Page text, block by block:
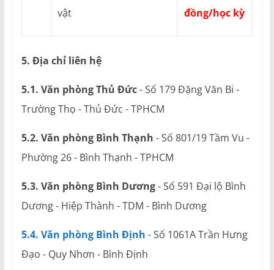
vật
đồng/học kỳ
5. Địa chỉ liên hệ
5.1. Văn phòng Thủ Đức- Số 179 Đặng Văn Bi -
Trường Thọ - Thủ Đức - TPHCM
5.2. Văn phòng Bình Thạnh - Số 801/19 Tầm Vu -
Phường 26 - Bình Thạnh - TPHCM
5.3. Văn phòng Bình Dương- Số 591 Đại lộ Bình
Dương - Hiệp Thành - TDM - Bình Dương
5.4. Văn phòng Bình Định - Số 1061A Trần Hưng
Đạo - Quy Nhơn - Bình Định